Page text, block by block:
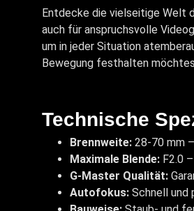
Entdecke die vielseitige Welt
auch für anspruchsvolle
um in jeder Situation
Bewegung festhalten
Technische
Brennweite: 28-70 mm
Maximale Blende: F2.0
G-Master Qualität:
Autofokus: Schnell und